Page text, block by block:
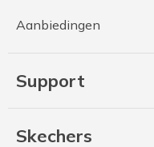
Aanbiedingen
Support
Skechers